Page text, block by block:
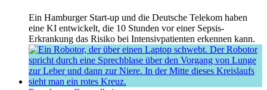
Ein Hamburger Start-up und die Deutsche Telekom haben
eine KI entwickelt, die 10 Stunden vor einer Sepsis-
Erkrankung das Risiko bei Intensivpatienten erkennen kann.